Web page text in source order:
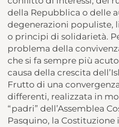
della Repubblica o delle
degenerazioni populiste,
o principi di solidarietà.
problema della
che si fa sempre più
causa della crescita
Frutto di una
differenti, realizzata in
“padri” dell’Assemblea
Pasquino, la